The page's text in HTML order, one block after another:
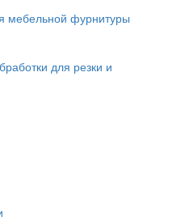
мебельной фурнитуры
для резки и